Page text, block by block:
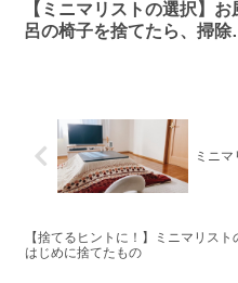
【ミニマリストの選択】お
呂の椅子を捨てたら、掃除
ミニ
【捨てるヒントに！】ミニマリスト
はじめに捨てたもの